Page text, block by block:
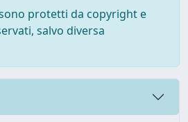
protetti da copyright e
salvo diversa